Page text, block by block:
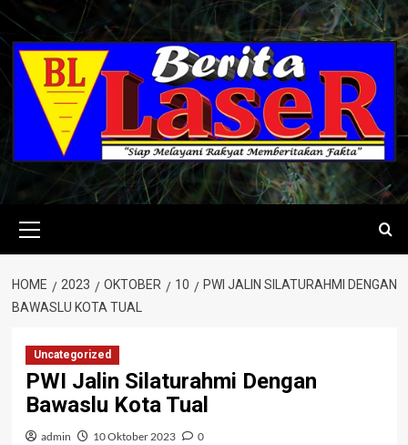
Skip
to
content
Menu
HOME 2023 OKTOBER 10
PWI JALIN SILATURAHMI DENGAN
BAWASLU KOTA TUAL
Uncategorized
PWI Jalin Silaturahmi Dengan
Bawaslu Kota Tual
admin 10 Oktober 2023 0